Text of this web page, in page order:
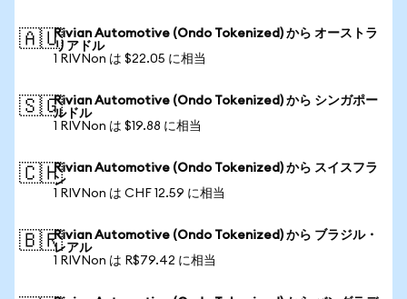
🇦🇺Rivian Automotive (Ondo Tokenized) から オーストラ
リアドル
1 RIVNon は $22.05 に相当
🇸🇬Rivian Automotive (Ondo Tokenized) から シンガポー
ルドル
1 RIVNon は $19.88 に相当
🇨🇭Rivian Automotive (Ondo Tokenized) から スイスフラ
ン
1 RIVNon は CHF 12.59 に相当
🇧🇷Rivian Automotive (Ondo Tokenized) から ブラジル・
レアル
1 RIVNon は R$79.42 に相当